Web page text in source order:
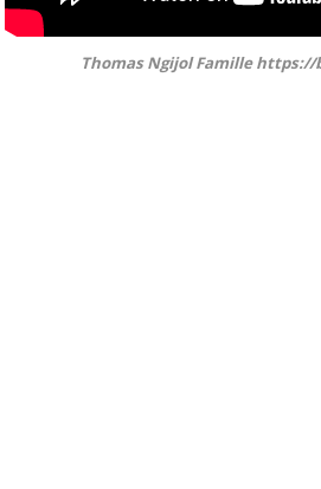
Thomas Ngijol Famille